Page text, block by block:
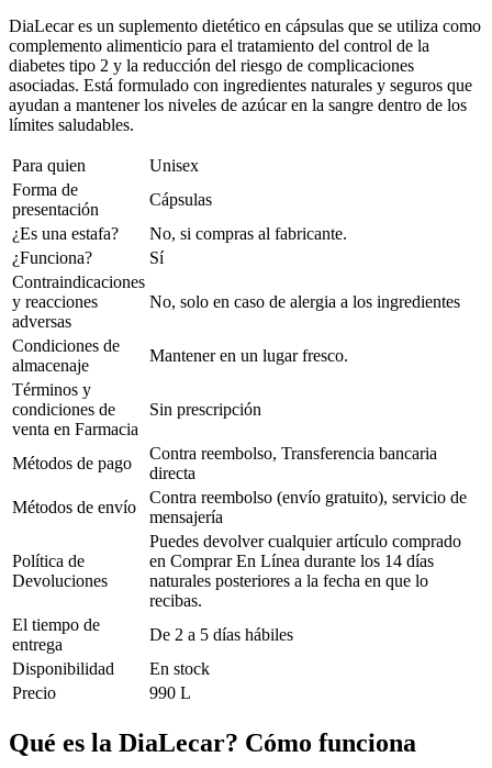
DiaLecar es un suplemento dietético en cápsulas que se utiliza como
complemento alimenticio para el tratamiento del control de la
diabetes tipo 2 y la reducción del riesgo de complicaciones
asociadas. Está formulado con ingredientes naturales y seguros que
ayudan a mantener los niveles de azúcar en la sangre dentro de los
límites saludables.
Para quien
Unisex
Forma de
presentación
Cápsulas
¿Es una estafa?
No, si compras al fabricante.
¿Funciona?
Sí
Contraindicaciones
y reacciones
adversas
No, solo en caso de alergia a los ingredientes
Condiciones de
almacenaje
Mantener en un lugar fresco.
Términos y
condiciones de
venta en Farmacia
Sin prescripción
Métodos de pago
Contra reembolso, Transferencia bancaria
directa
Métodos de envío
Contra reembolso (envío gratuito), servicio de
mensajería
Política de
Devoluciones
Puedes devolver cualquier artículo comprado
en Comprar En Línea durante los 14 días
naturales posteriores a la fecha en que lo
recibas.
El tiempo de
entrega
De 2 a 5 días hábiles
Disponibilidad
En stock
Precio
990 L
Qué es la DiaLecar? Cómo funciona